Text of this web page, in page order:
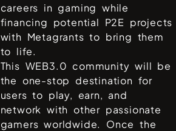
careers in gaming while
financing potential P2E projects
with Metagrants to bring them
to life.
This WEB3.0 community will be
the one-stop destination for
users to play, earn, and
network with other passionate
gamers worldwide. Once the